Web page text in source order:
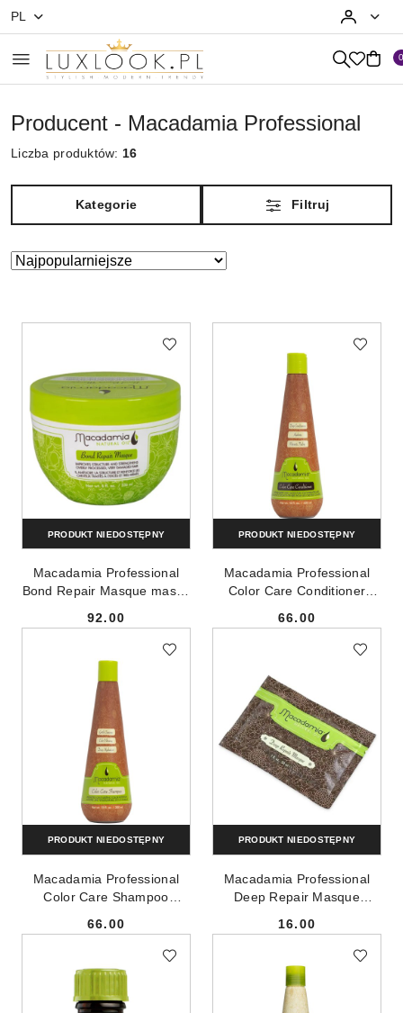
Przejdź do treści głównej
Przejdź do wyszukiwarki
Przejdź do moje konto
Przejdź do menu głównego
Przejdź do stopki
0
PL
Producent - Macadamia Professional
Liczba produktów: 16
Kategorie Filtruj
Zastosowano
Sortuj
Macadamia Professional
Bond Repair Masque maska
włosów 236ml
Cena:
92.00
PRODUKT NIEDOSTĘPNY
Macadamia Professional
Color Care Conditioner
farbowanych 300ml
Cena:
66.00
PRODUKT NIEDOSTĘPNY
Macadamia Professional
Color Care Shampoo
farbowanych 300ml
Cena:
66.00
PRODUKT NIEDOSTĘPNY
Macadamia Professional
Deep Repair Masque
maska do włosów 30ml
Cena:
16.00
PRODUKT NIEDOSTĘPNY